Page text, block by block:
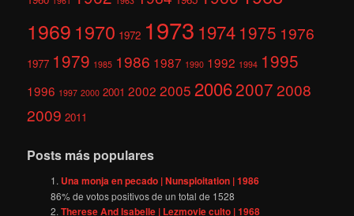
1969 1970 1972 1973 1974 1975 1976
1977 1979 1985 1986 1987 1990 1992 1994 1995
1996 1997 2000 2001 2002 2005 200620072008
2009 2011
Posts más populares
Una monja en pecado | Nunsploitation | 1986
86% de votos positivos de un total de 1528
Therese And Isabelle | Lezmovie culto | 1968